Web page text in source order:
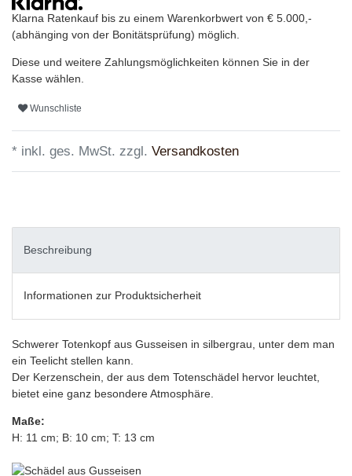
Klarna Ratenkauf bis zu einem Warenkorbwert von € 5.000,-
(abhänging von der Bonitätsprüfung) möglich.
Diese und weitere Zahlungsmöglichkeiten können Sie in der
Kasse wählen.
Wunschliste
* inkl. ges. MwSt. zzgl. Versandkosten
Beschreibung
Informationen zur Produktsicherheit
Schwerer Totenkopf aus Gusseisen in silbergrau, unter dem man
ein Teelicht stellen kann.
Der Kerzenschein, der aus dem Totenschädel hervor leuchtet,
bietet eine ganz besondere Atmosphäre.
Maße:
H: 11 cm; B: 10 cm; T: 13 cm